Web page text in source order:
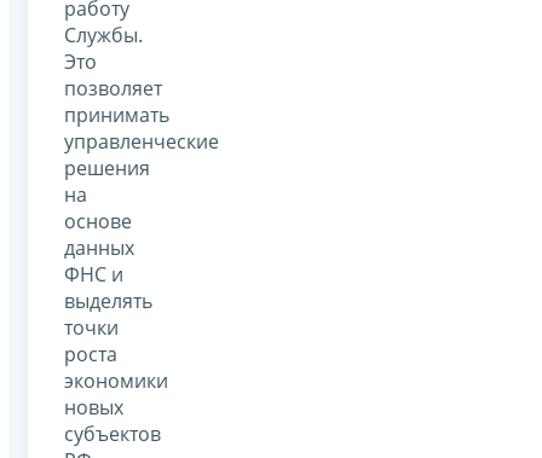
работу
Службы.
Это
позволяет
принимать
управленческие
решения
на
основе
данных
ФНС и
выделять
точки
роста
экономики
новых
субъектов